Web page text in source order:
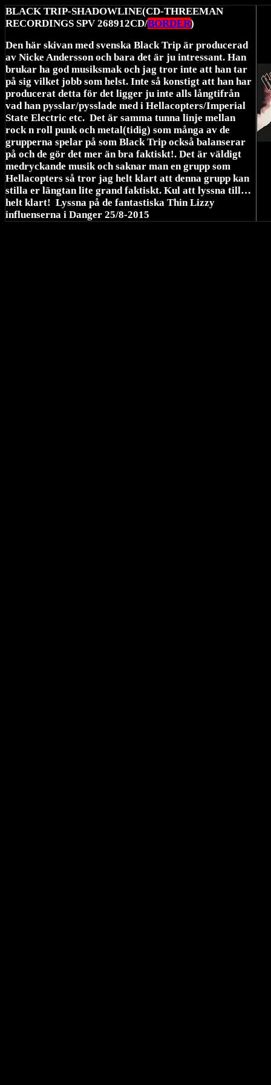
BLACK TRIP-SHADOWLINE(CD-THREEMAN
RECORDINGS SPV 268912CD/BORDER)
Den här skivan med svenska Black Trip är producerad
av Nicke Andersson och bara det är ju intressant. Han
brukar ha god musiksmak och jag tror inte att han tar
på sig vilket jobb som helst. Inte så konstigt att han har
producerat detta för det ligger ju inte alls långtifrån
vad han pysslar/pysslade med i Hellacopters/Imperial
State Electric etc. Det är samma tunna linje mellan
rock n roll punk och metal(tidig) som många av de
grupperna spelar på som Black Trip också balanserar
på och de gör det mer än bra faktiskt!. Det är väldigt
medryckande musik och saknar man en grupp som
Hellacopters så tror jag helt klart att denna grupp kan
stilla er längtan lite grand faktiskt. Kul att lyssna till…
helt klart! Lyssna på de fantastiska Thin Lizzy
influenserna i Danger 25/8-2015